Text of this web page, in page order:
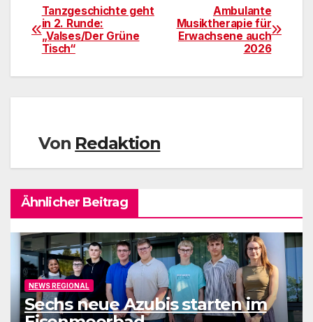
BeitragsnavigationAmbulante
Musiktherapie für
Erwachsene auch
2026
Tanzgeschichte geht
in 2. Runde:
„Valses/Der Grüne
Tisch“
Von Redaktion
Ähnlicher Beitrag
NEWS REGIONAL
Sechs neue Azubis starten im